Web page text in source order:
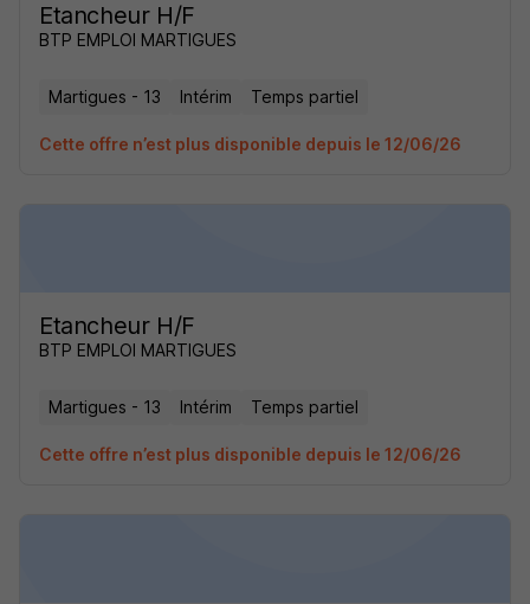
Etancheur H/F
BTP EMPLOI MARTIGUES
Martigues - 13 Intérim Temps partiel
Cette offre n’est plus disponible depuis le 12/06/26
Etancheur H/F
BTP EMPLOI MARTIGUES
Martigues - 13 Intérim Temps partiel
Cette offre n’est plus disponible depuis le 12/06/26